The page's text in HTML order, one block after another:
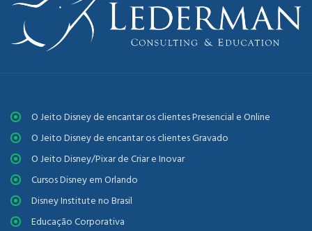
O Jeito Disney de encantar os clientes Presencial e Online
O Jeito Disney de encantar os clientes Gravado
O Jeito Disney/Pixar de Criar e Inovar
Cursos Disney em Orlando
Disney Institute no Brasil
Educação Corporativa